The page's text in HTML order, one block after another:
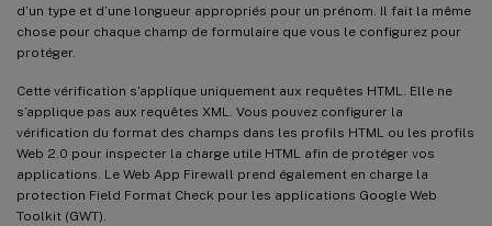
d’un type et d’une longueur appropriés pour un prénom. Il fait la même
chose pour chaque champ de formulaire que vous le configurez pour
protéger.
Cette vérification s’applique uniquement aux requêtes HTML. Elle ne
s’applique pas aux requêtes XML. Vous pouvez configurer la
vérification du format des champs dans les profils HTML ou les profils
Web 2.0 pour inspecter la charge utile HTML afin de protéger vos
applications. Le Web App Firewall prend également en charge la
protection Field Format Check pour les applications Google Web
Toolkit (GWT).